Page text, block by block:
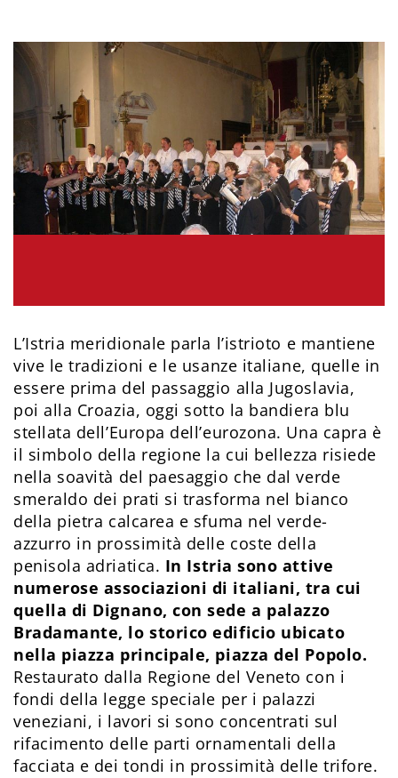
L’Istria meridionale parla l’istrioto e mantiene
vive le tradizioni e le usanze italiane, quelle in
essere prima del passaggio alla Jugoslavia,
poi alla Croazia, oggi sotto la bandiera blu
stellata dell’Europa dell’eurozona. Una capra è
il simbolo della regione la cui bellezza risiede
nella soavità del paesaggio che dal verde
smeraldo dei prati si trasforma nel bianco
della pietra calcarea e sfuma nel verde-
azzurro in prossimità delle coste della
penisola adriatica. In Istria sono attive
numerose associazioni di italiani, tra cui
quella di Dignano, con sede a palazzo
Bradamante, lo storico edificio ubicato
nella piazza principale, piazza del Popolo.
Restaurato dalla Regione del Veneto con i
fondi della legge speciale per i palazzi
veneziani, i lavori si sono concentrati sul
rifacimento delle parti ornamentali della
facciata e dei tondi in prossimità delle trifore.